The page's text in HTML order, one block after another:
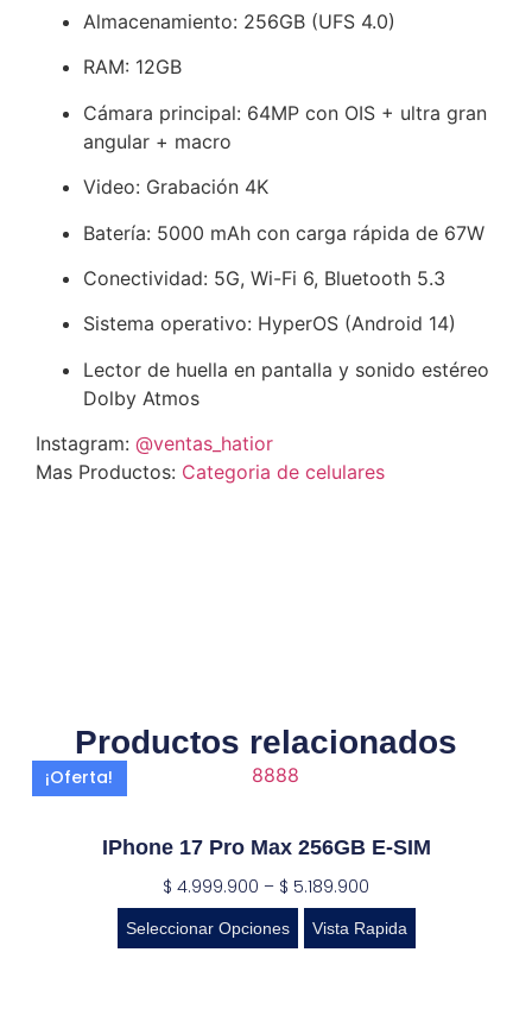
Almacenamiento: 256GB (UFS 4.0)
RAM: 12GB
Cámara principal: 64MP con OIS + ultra gran
angular + macro
Video: Grabación 4K
Batería: 5000 mAh con carga rápida de 67W
Conectividad: 5G, Wi-Fi 6, Bluetooth 5.3
Sistema operativo: HyperOS (Android 14)
Lector de huella en pantalla y sonido estéreo
Dolby Atmos
Instagram: @ventas_hatior
Mas Productos: Categoria de celulares
Productos relacionados
¡Oferta!
IPhone 17 Pro Max 256GB E-SIM
$ 4.999.900 – $ 5.189.900
Seleccionar Opciones Vista Rapida